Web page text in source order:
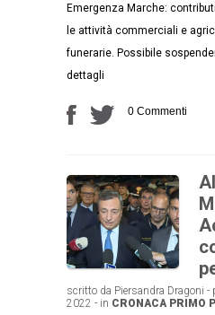
Emergenza Marche:
le attività commerciali e
funerarie. Possibile
dettagli
0 Commenti
scritto da Piersandra Dragoni
2022 - in CRONACA PRIMO